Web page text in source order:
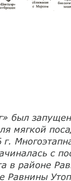
был
мягкой
с
в районе
Равнины